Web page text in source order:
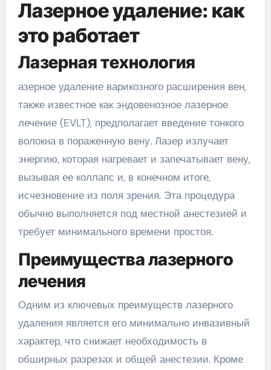
Лазерное удаление: как
это работает
Лазерная технология
азерное удаление варикозного расширения вен,
также известное как эндовенозное лазерное
лечение (EVLT), предполагает введение тонкого
волокна в пораженную вену. Лазер излучает
энергию, которая нагревает и запечатывает вену,
вызывая ее коллапс и, в конечном итоге,
исчезновение из поля зрения. Эта процедура
обычно выполняется под местной анестезией и
требует минимального времени простоя.
Преимущества лазерного
лечения
Одним из ключевых преимуществ лазерного
удаления является его минимально инвазивный
характер, что снижает необходимость в
обширных разрезах и общей анестезии. Кроме